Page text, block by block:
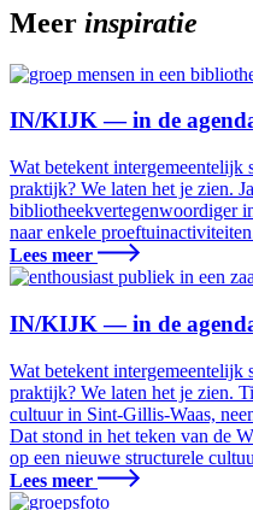
Meer inspiratie
IN/KIJK — in de
Wat betekent
praktijk? We laten het je zien.
bibliotheekvertegenwoordiger
naar enkele
Lees meer
IN/KIJK — in de
Wat betekent
praktijk? We laten het je zien.
cultuur in Sint-Gillis-Waas,
Dat stond in het teken van de
op een nieuwe structurele
Lees meer